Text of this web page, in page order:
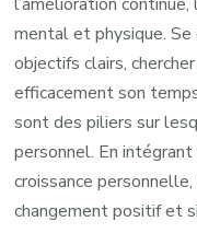
l’amélioration
mental et physique.
objectifs clairs,
efficacement son
sont des piliers sur
personnel. En
croissance
changement positif et